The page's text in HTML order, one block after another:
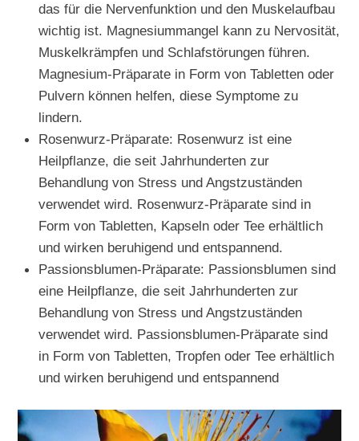
das für die Nervenfunktion und den Muskelaufbau
wichtig ist. Magnesiummangel kann zu Nervosität,
Muskelkrämpfen und Schlafstörungen führen.
Magnesium-Präparate in Form von Tabletten oder
Pulvern können helfen, diese Symptome zu
lindern.
Rosenwurz-Präparate: Rosenwurz ist eine
Heilpflanze, die seit Jahrhunderten zur
Behandlung von Stress und Angstzuständen
verwendet wird. Rosenwurz-Präparate sind in
Form von Tabletten, Kapseln oder Tee erhältlich
und wirken beruhigend und entspannend.
Passionsblumen-Präparate: Passionsblumen sind
eine Heilpflanze, die seit Jahrhunderten zur
Behandlung von Stress und Angstzuständen
verwendet wird. Passionsblumen-Präparate sind
in Form von Tabletten, Tropfen oder Tee erhältlich
und wirken beruhigend und entspannend